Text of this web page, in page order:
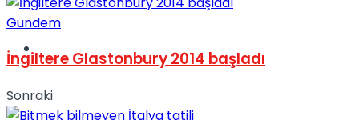
Tatil
Gündem
İngiltere Glastonbury 2014 başladı
Sonraki